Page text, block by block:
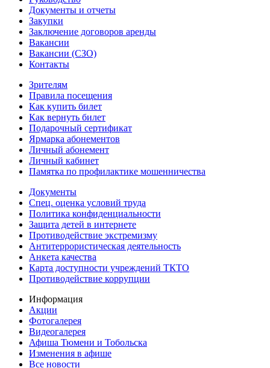
Документы и отчеты
Закупки
Заключение договоров аренды
Вакансии
Вакансии (СЗО)
Контакты
Зрителям
Правила посещения
Как купить билет
Как вернуть билет
Подарочный сертификат
Ярмарка абонементов
Личный абонемент
Личный кабинет
Памятка по профилактике мошенничества
Документы
Спец. оценка условий труда
Политика конфиденциальности
Защита детей в интернете
Противодействие экстремизму
Антитеррористическая деятельность
Анкета качества
Карта доступности учреждений ТКТО
Противодействие коррупции
Информация
Акции
Фотогалерея
Видеогалерея
Афиша Тюмени и Тобольска
Изменения в афише
Все новости